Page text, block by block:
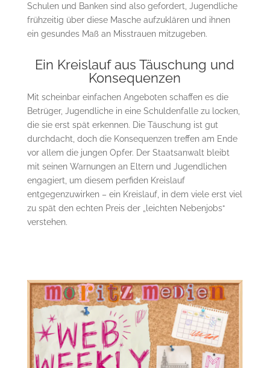
Schulen und Banken sind also gefordert, Jugendliche
frühzeitig über diese Masche aufzuklären und ihnen
ein gesundes Maß an Misstrauen mitzugeben.
Ein Kreislauf aus Täuschung und
Konsequenzen
Mit scheinbar einfachen Angeboten schaffen es die
Betrüger, Jugendliche in eine Schuldenfalle zu locken,
die sie erst spät erkennen. Die Täuschung ist gut
durchdacht, doch die Konsequenzen treffen am Ende
vor allem die jungen Opfer. Der Staatsanwalt bleibt
mit seinen Warnungen an Eltern und Jugendlichen
engagiert, um diesem perfiden Kreislauf
entgegenzuwirken – ein Kreislauf, in dem viele erst viel
zu spät den echten Preis der „leichten Nebenjobs“
verstehen.